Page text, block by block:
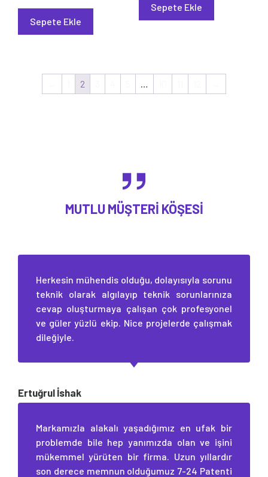
Sepete Ekle
Sepete Ekle
2
MUTLU MÜŞTERI KÖŞESI
Herkesin mühendis olduğu, dolayısıyla sorunu
teknik olarak algılayıp teknik sorunlarınıza
cevap oluşturmaya çalışan çok profesyonel
ve güler yüzlü ekip. Nice projelerde çalışmak
dileğiyle.
Ertuğrul İshak
Markamızla alakalı yaşadığımız en ufak bir
problemde bile hep yanımızda olan ve işini
mükemmel yürüten bir firma. Uzun yıllardır
son derece memnun olduğumuz 7-24 Patenti